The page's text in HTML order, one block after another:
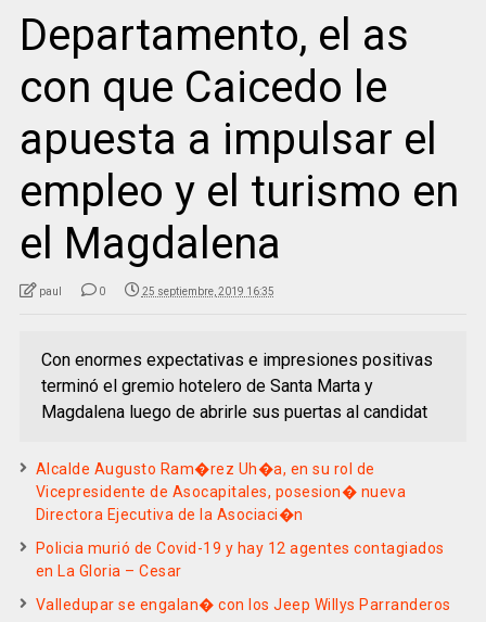
Departamento, el as
con que Caicedo le
apuesta a impulsar el
empleo y el turismo en
el Magdalena
paul 0 25 septiembre, 2019 16:35
Con enormes expectativas e impresiones positivas
terminó el gremio hotelero de Santa Marta y
Magdalena luego de abrirle sus puertas al candidat
Alcalde Augusto Ram�rez Uh�a, en su rol de
Vicepresidente de Asocapitales, posesion� nueva
Directora Ejecutiva de la Asociaci�n
Policia murió de Covid-19 y hay 12 agentes contagiados
en La Gloria – Cesar
Valledupar se engalan� con los Jeep Willys Parranderos